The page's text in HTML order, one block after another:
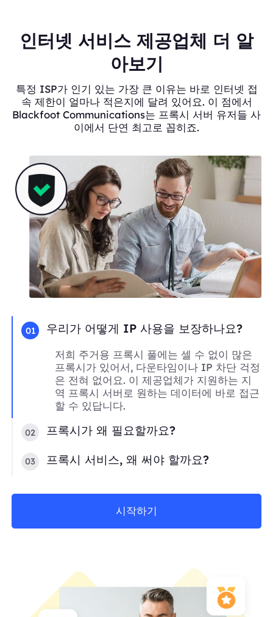
인터넷 서비스 제공업체 더 알
아보기
특정 ISP가 인기 있는 가장 큰 이유는 바로 인터넷 접
속 제한이 얼마나 적은지에 달려 있어요. 이 점에서
Blackfoot Communications는 프록시 서버 유저들 사
이에서 단연 최고로 꼽히죠.
01 우리가 어떻게 IP 사용을 보장하나요?
저희 주거용 프록시 풀에는 셀 수 없이 많은
프록시가 있어서, 다운타임이나 IP 차단 걱정
은 전혀 없어요. 이 제공업체가 지원하는 지
역 프록시 서버로 원하는 데이터에 바로 접근
할 수 있답니다.
02 프록시가 왜 필요할까요?
03 프록시 서비스, 왜 써야 할까요?
시작하기